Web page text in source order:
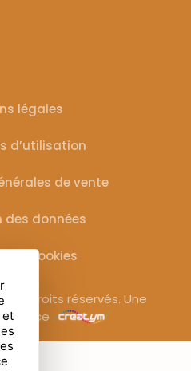
légales
d’utilisation
de vente
des données
des cookies
droits réservés. Une
et